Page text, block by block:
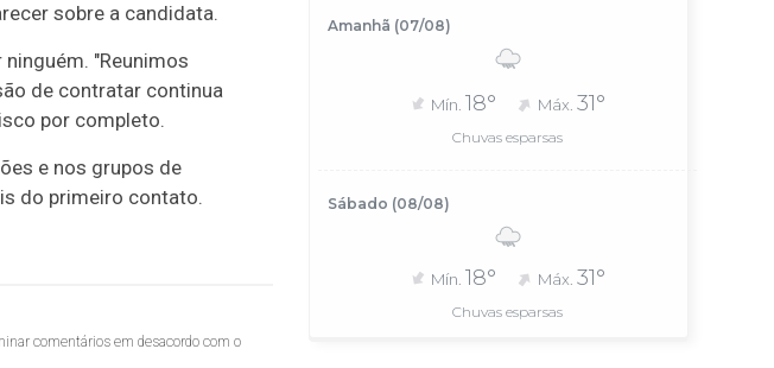
sobre a candidata.
"Reunimos
de contratar continua
por completo.
e nos grupos de
do primeiro contato.
comentários em desacordo com o
Amanhã (07/08)
Mín. 18° Máx. 31°
Chuvas esparsas
Sábado (08/08)
Mín. 18° Máx. 31°
Chuvas esparsas